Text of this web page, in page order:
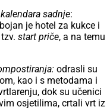
sadnje:
je hotel za kukce i
start priče, a na temu
odrasli su
kao i s metodama i
dok su učenici
osjetilima, crtali vrt iz